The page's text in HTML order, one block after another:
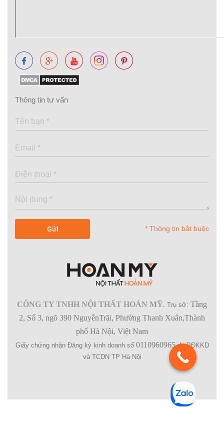
Thông tin tư vấn
* Thông tin bắt buộc
CÔNG TY TNHH NỘI THẤT HOÀN MỸ. Trụ sở: Tầng
2, Số 3, ngõ 390 NguyễnTrãi, Phường Thanh Xuân,Thành
phố Hà Nội, Việt Nam
Giấy chứng nhận Đăng ký kinh doanh số 0110960965do PĐKKD
và TCDN TP Hà Nội